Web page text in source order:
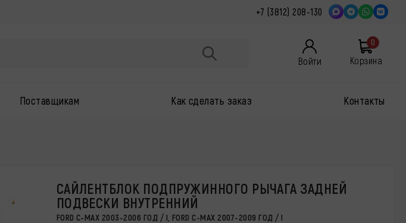
+7 (3812) 208-130
Войти
0
Корзина
Поставщикам Как сделать заказ Контакты
САЙЛЕНТБЛОК ПОДПРУЖИННОГО РЫЧАГА ЗАДНЕЙ
ПОДВЕСКИ ВНУТРЕННИЙ
FORD C-MAX 2003-2006 ГОД / I, FORD C-MAX 2007-2009 ГОД / I